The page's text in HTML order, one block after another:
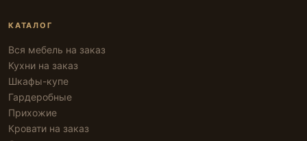
КАТАЛОГ
Вся мебель на заказ
Кухни на заказ
Шкафы-купе
Гардеробные
Прихожие
Кровати на заказ